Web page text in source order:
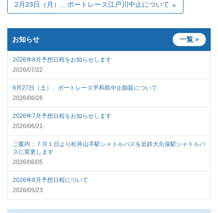
2月23日（月）、ボートレース江戸川中止について
お知らせ 一覧 »
2026年8月予想日程をお知らせします
2026/07/22
6月27日（土）、ボートレース平和島中止順延について
2026/06/26
2026年7月予想日程をお知らせします
2026/06/21
ご案内：７月１日より松井山手駅シャトルバスを近鉄大久保駅シャトルバ
スに変更します
2026/06/05
2026年6月予想日程について
2026/05/23